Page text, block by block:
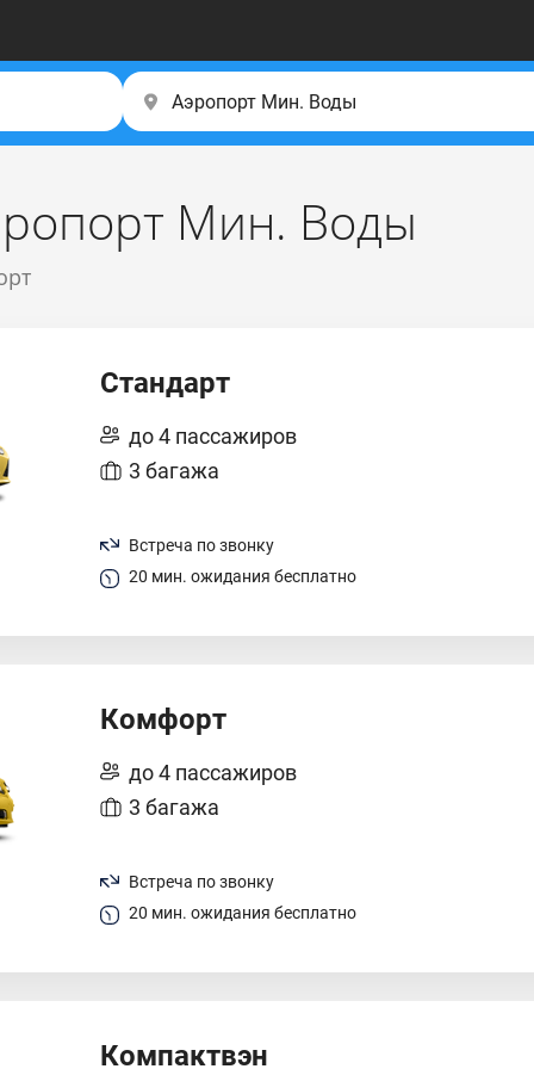
Мин. Воды
Стандарт
до 4 пассажиров
3 багажа
Встреча по звонку
20 мин. ожидания бесплатно
Комфорт
до 4 пассажиров
3 багажа
Встреча по звонку
20 мин. ожидания бесплатно
Компактвэн